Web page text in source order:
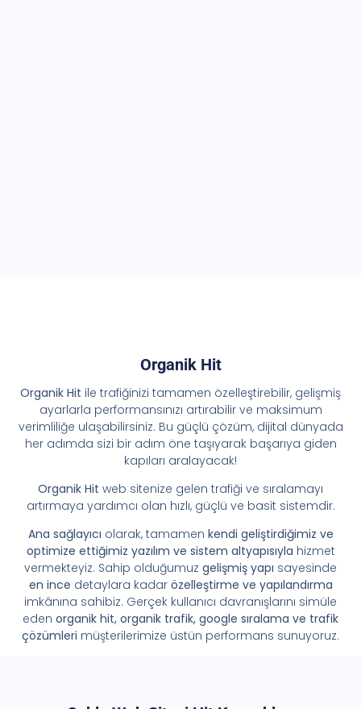
Organik Hit
Organik Hit ile trafiğinizi tamamen özelleştirebilir, gelişmiş
ayarlarla performansınızı artırabilir ve maksimum
verimliliğe ulaşabilirsiniz. Bu güçlü çözüm, dijital dünyada
her adımda sizi bir adım öne taşıyarak başarıya giden
kapıları aralayacak!
Organik Hit web sitenize gelen trafiği ve sıralamayı
artırmaya yardımcı olan hızlı, güçlü ve basit sistemdir.
Ana sağlayıcı olarak, tamamen kendi geliştirdiğimiz ve
optimize ettiğimiz yazılım ve sistem altyapısıyla hizmet
vermekteyiz. Sahip olduğumuz gelişmiş yapı sayesinde
en ince detaylara kadar özelleştirme ve yapılandırma
imkânına sahibiz. Gerçek kullanıcı davranışlarını simüle
eden organik hit, organik trafik, google sıralama ve trafik
çözümleri müşterilerimize üstün performans sunuyoruz.